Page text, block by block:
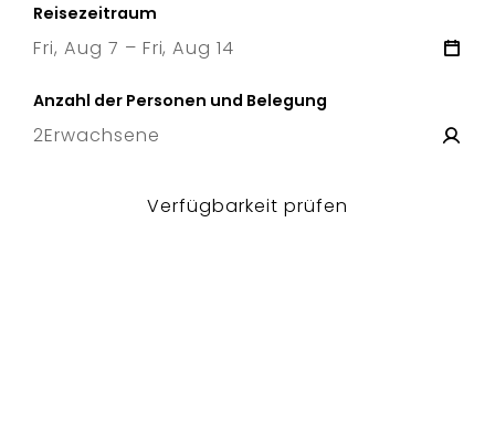
Reisezeitraum
Fri, Aug 7 – Fri, Aug 14
Anzahl der Personen und Belegung
2Erwachsene
Verfügbarkeit prüfen